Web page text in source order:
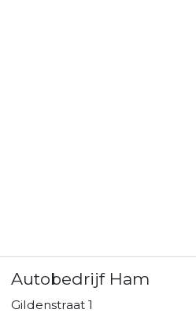
Autobedrijf Ham
Gildenstraat 1